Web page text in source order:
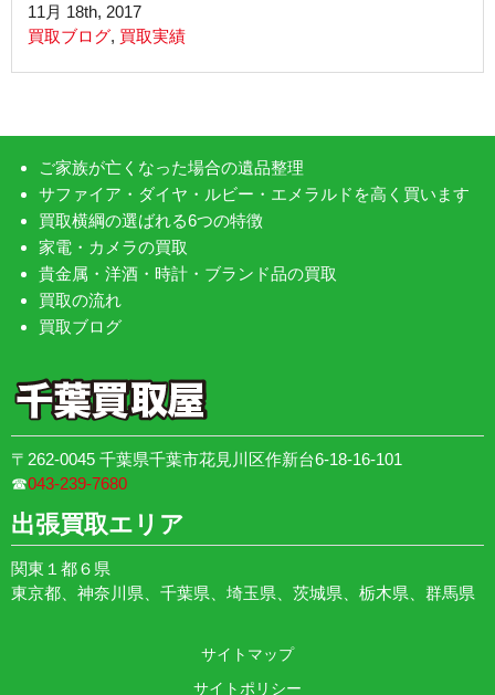
11月 18th, 2017
買取ブログ, 買取実績
ご家族が亡くなった場合の遺品整理
サファイア・ダイヤ・ルビー・エメラルドを高く買います
買取横綱の選ばれる6つの特徴
家電・カメラの買取
貴金属・洋酒・時計・ブランド品の買取
買取の流れ
買取ブログ
〒262-0045 千葉県千葉市花見川区作新台6-18-16-101
☎︎043-239-7680
出張買取エリア
関東１都６県
東京都、神奈川県、千葉県、埼玉県、茨城県、栃木県、群馬県
サイトマップ
サイトポリシー